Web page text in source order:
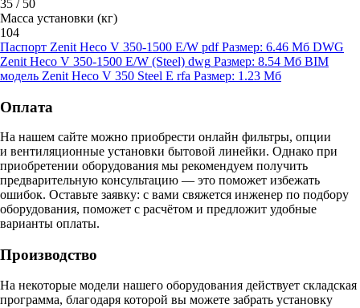
35 / 50
Масса установки (кг)
104
Паспорт Zenit Heco V 350-1500 E/W pdf Размер: 6.46 Мб DWG
Zenit Heco V 350-1500 E/W (Steel) dwg Размер: 8.54 Мб BIM
модель Zenit Heco V 350 Steel E rfa Размер: 1.23 Мб
Оплата
На нашем сайте можно приобрести онлайн фильтры, опции
и вентиляционные установки бытовой линейки. Однако при
приобретении оборудования мы рекомендуем получить
предварительную консультацию — это поможет избежать
ошибок. Оставьте заявку: с вами свяжется инженер по подбору
оборудования, поможет с расчётом и предложит удобные
варианты оплаты.
Производство
На некоторые модели нашего оборудования действует складская
программа, благодаря которой вы можете забрать установку